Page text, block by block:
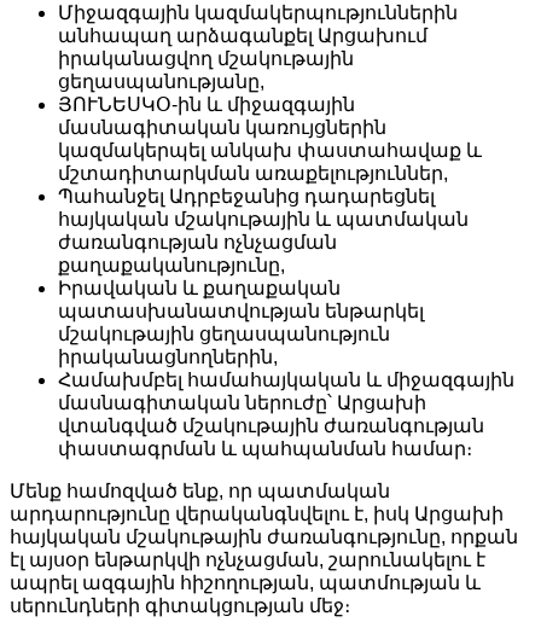
Միջազգային կազմակերպություններին
անհապաղ արձագանքել Արցախում
իրականացվող մշակութային
ցեղասպանությանը,
ՅՈՒՆԵՍԿՕ-ին և միջազգային
մասնագիտական կառույցներին
կազմակերպել անկախ փաստահավաք և
մշտադիտարկման առաքելություններ,
Պահանջել Ադրբեջանից դադարեցնել
հայկական մշակութային և պատմական
ժառանգության ոչնչացման
քաղաքականությունը,
Իրավական և քաղաքական
պատասխանատվության ենթարկել
մշակութային ցեղասպանություն
իրականացնողներին,
Համախմբել համահայկական և միջազգային
մասնագիտական ներուժը՝ Արցախի
վտանգված մշակութային ժառանգության
փաստագրման և պահպանման համար։
Մենք համոզված ենք, որ պատմական
արդարությունը վերականգնվելու է, իսկ Արցախի
հայկական մշակութային ժառանգությունը, որքան
էլ այսօր ենթարկվի ոչնչացման, շարունակելու է
ապրել ազգային հիշողության, պատմության և
սերունդների գիտակցության մեջ։